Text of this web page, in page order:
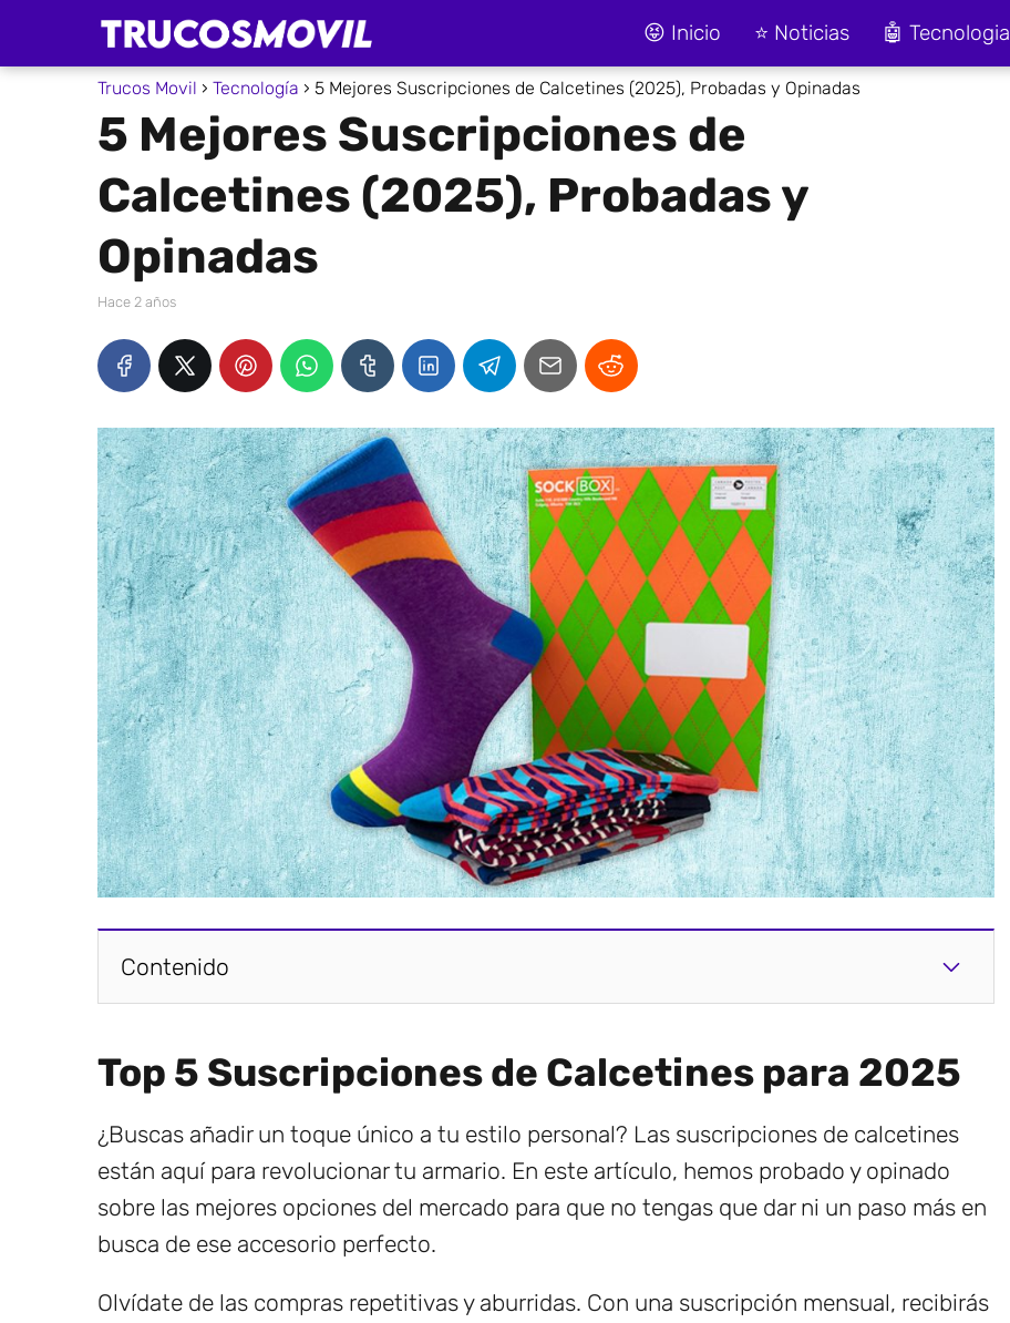
😝 Inicio ⭐ Noticias 🤖 Tecnologia
Trucos Movil Tecnología 5 Mejores Suscripciones de Calcetines (2025), Probadas y Opinadas
5 Mejores Suscripciones de
Calcetines (2025), Probadas y
Opinadas
hace 2 años
Contenido
Top 5 Suscripciones de Calcetines para 2025
¿Buscas añadir un toque único a tu estilo personal? Las suscripciones de calcetines
están aquí para revolucionar tu armario. En este artículo, hemos probado y opinado
sobre las mejores opciones del mercado para que no tengas que dar ni un paso más en
busca de ese accesorio perfecto.
Olvídate de las compras repetitivas y aburridas. Con una suscripción mensual, recibirás